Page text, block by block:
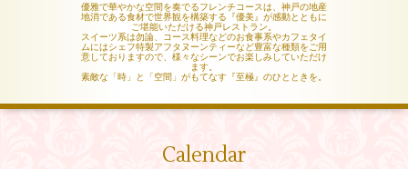
優雅で華やかな空間を奏でるフレンチコースは、神戸の地産
地消である食材で世界観を構築する『優美』が感動とともに
ご堪能いただける神戸レストラン。
スイーツ系は勿論、コース料理などのお食事系やカフェタイ
ムにはシェフ特製アフタヌーンティーなど豊富な種類をご用
意しておりますので、様々なシーンでお楽しみしていただけ
ます。
素敵な「時」と「空間」がもてなす『至極』のひとときを。
Calendar